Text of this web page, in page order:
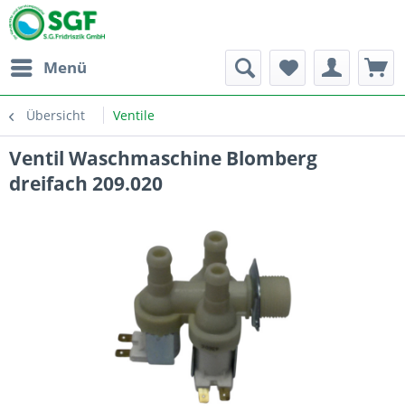
Menü
Übersicht Ventile
Ventil Waschmaschine Blomberg
dreifach 209.020